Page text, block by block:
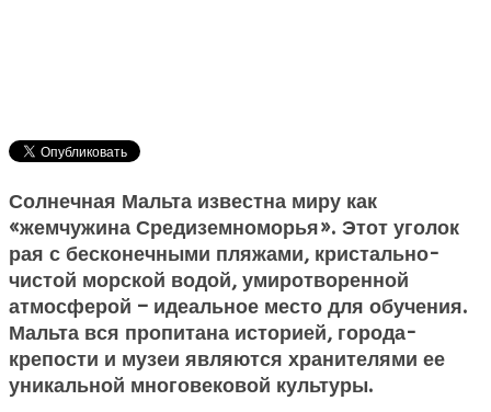
Солнечная Мальта известна миру как
«жемчужина Средиземноморья». Этот уголок
рая с бесконечными пляжами, кристально-
чистой морской водой, умиротворенной
атмосферой – идеальное место для обучения.
Мальта вся пропитана историей, города-
крепости и музеи являются хранителями ее
уникальной многовековой культуры.